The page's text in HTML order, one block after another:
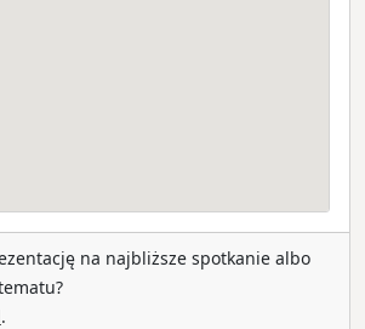
na najbliższe spotkanie albo
.